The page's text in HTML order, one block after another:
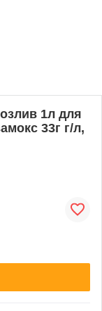
1л для
33г г/л,